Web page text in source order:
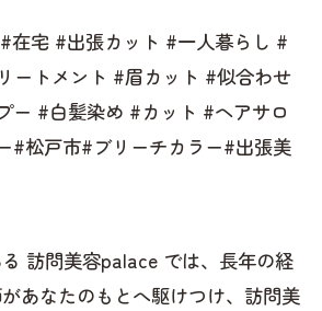
在宅 #出張カット #一人暮らし #
ートメント #眉カット #似合わせ
ー #白髪染め #カット #ヘアサロ
#松戸市#ブリーチカラー#出張美
訪問美容palace では、長年の経
あなたのもとへ駆けつけ、訪問美